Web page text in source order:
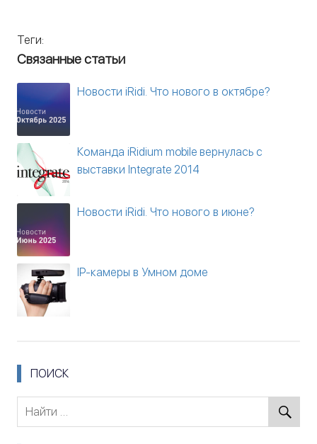
Теги:
Связанные статьи
Новости iRidi. Что нового в октябре?
Команда iRidium mobile вернулась с
выставки Integrate 2014
Новости iRidi. Что нового в июне?
IP-камеры в Умном доме
ПОИСК